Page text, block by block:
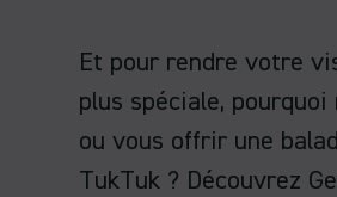
Et pour rendre votre
plus spéciale,
ou vous offrir une
TukTuk ? Découvrez